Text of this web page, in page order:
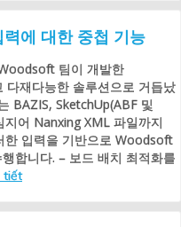
에 대한 중첩 기능
팀이 개발한
재다능한 솔루션으로 거듭났
BAZIS, SketchUp(ABF 및
어 Nanxing XML 파일까지
한 입력을 기반으로 Woodsoft
합니다. – 보드 배치 최적화를
tiết